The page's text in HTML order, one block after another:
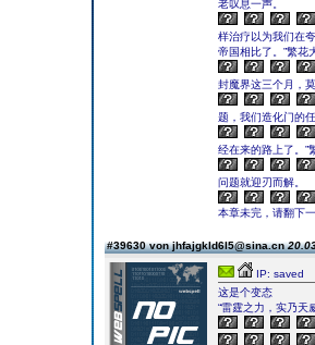
老叹息一声。
样治疗以为我们在
帝国相比了。”繁花
封魔界这三个月，
题，我们造化门的
经在来的路上了。”
问题就迎刃而解。
本章未完，请翻下
#39630 von jhfajgkld6l5@sina.cn
IP: saved
这是个变态
“雷霆之力，实乃天